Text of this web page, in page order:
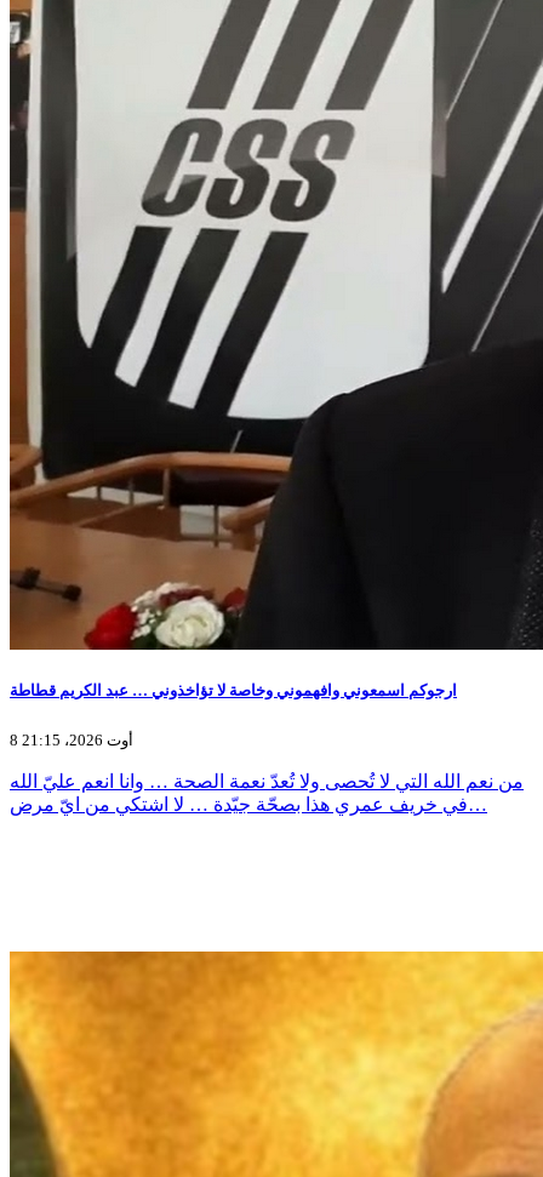
ارجوكم اسمعوني وافهموني وخاصة لا تؤاخذوني … عبد الكريم قطاطة
8 أوت 2026، 21:15
من نعم الله التي لا تُحصى ولا تُعدّ نعمة الصحة … وانا انعم عليّ الله
في خريف عمري هذا بصحّة جيّدة … لا اشتكي من ايّ مرض…